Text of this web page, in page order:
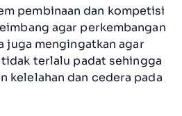
pembinaan dan kompetisi
agar perkembangan
mengingatkan agar
terlalu padat sehingga
kelelahan dan cedera pada